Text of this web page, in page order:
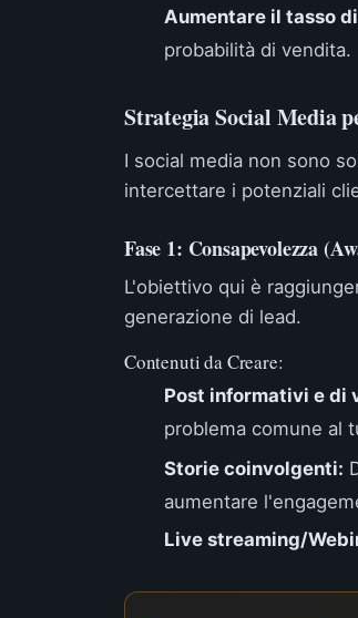
Aumentare il tasso
probabilità di vendita.
Strategia Social Media
I social media non sono
intercettare i potenziali
Fase 1: Consapevolezza
L'obiettivo qui è
generazione di lead.
Contenuti da Creare:
Post informativi e di
problema comune al
Storie coinvolgenti:
aumentare
Live streaming/